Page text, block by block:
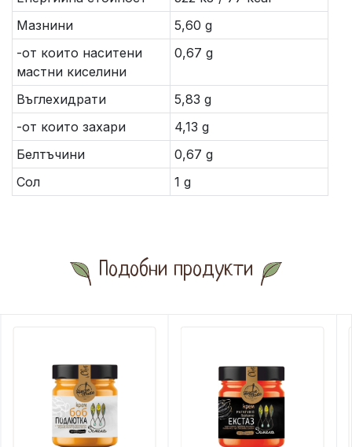
Мазнини
5,60 g
-от които наситени
мастни киселини
0,67 g
Въглехидрати
5,83 g
-от които захари
4,13 g
Белтъчини
0,67 g
Сол
1 g
Подобни продукти